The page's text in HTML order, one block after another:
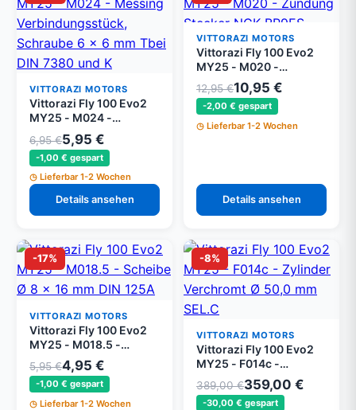
VITTORAZI MOTORS
Vittorazi Fly 100 Evo2
MY25 - M024 -
Messing
Verbindungsstück,
Schraube 6 x 6 mm Tbei
DIN 7380 und Kupfer
Scheibe
6,95 €5,95 €
-1,00 € gespart
Lieferbar 1-2 Wochen
Details ansehen
VITTORAZI MOTORS
Vittorazi Fly 100 Evo2
MY25 - M020 -
Zündung Stecker NGK
BR9ES
12,95 €10,95 €
-2,00 € gespart
Lieferbar 1-2 Wochen
Details ansehen
-17%
VITTORAZI MOTORS
Vittorazi Fly 100 Evo2
MY25 - M018.5 -
Scheibe Ø 8 x 16 mm
DIN 125A (Set von 5)
5,95 €4,95 €
-1,00 € gespart
Lieferbar 1-2 Wochen
-8%
VITTORAZI MOTORS
Vittorazi Fly 100 Evo2
MY25 - F014c -
Zylinder Verchromt Ø
50,0 mm SEL.C
389,00 €359,00 €
-30,00 € gespart